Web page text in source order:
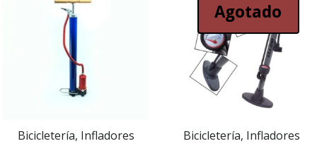
Bicicletería, Infladores
Agotado
Bicicletería, Infladores